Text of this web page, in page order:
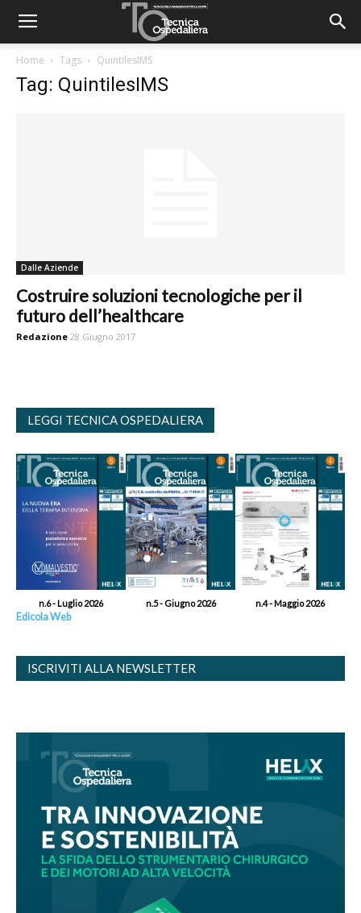
Home Tags QuintilesIMS
Tag: QuintilesIMS
Dalle Aziende
Costruire soluzioni tecnologiche per il
futuro dell’healthcare
Redazione 28 Giugno 2017
LEGGI TECNICA OSPEDALIERA
n.6 - Luglio 2026 n.5 - Giugno 2026 n.4 - Maggio 2026
Edicola Web
ISCRIVITI ALLA NEWSLETTER